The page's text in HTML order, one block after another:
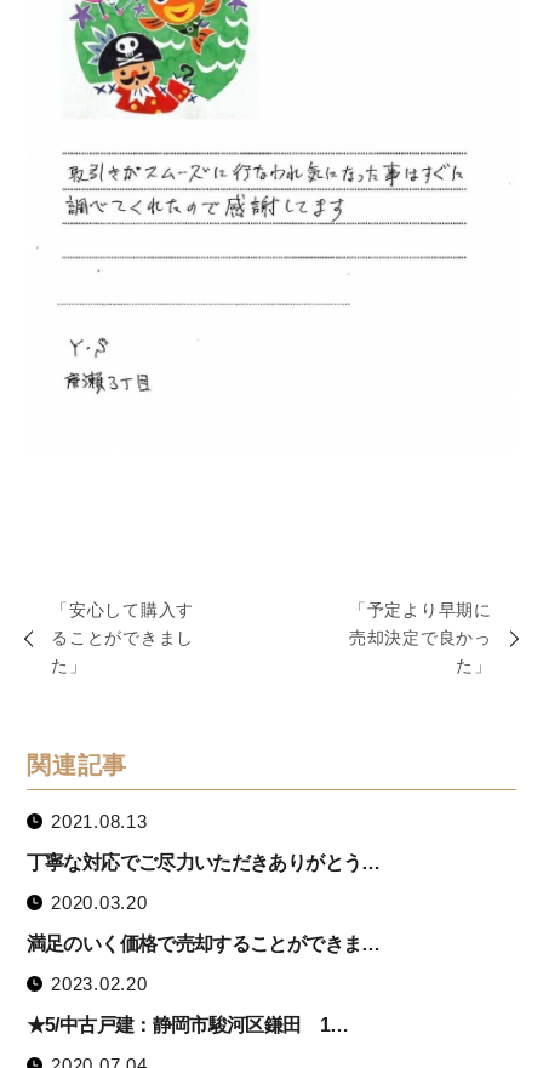
「安心して購入す
ることができまし
た」
「予定より早期に
売却決定で良かっ
た」
関連記事
2021.08.13
丁寧な対応でご尽力いただきありがとう…
2020.03.20
満足のいく価格で売却することができま…
2023.02.20
★5/中古戸建：静岡市駿河区鎌田 1…